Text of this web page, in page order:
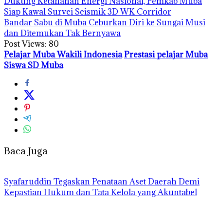
Siap Kawal Survei Seismik 3D WK Corridor
Bandar Sabu di Muba Ceburkan Diri ke Sungai Musi
dan Ditemukan Tak Bernyawa
Post Views: 80
Pelajar Muba Wakili IndonesiaPrestasi pelajar Muba
Siswa SD Muba
Baca Juga
Syafaruddin Tegaskan Penataan Aset Daerah Demi
Kepastian Hukum dan Tata Kelola yang Akuntabel